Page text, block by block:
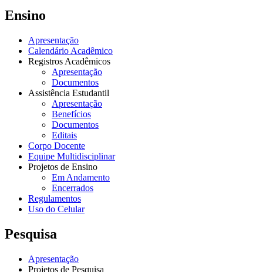
Ensino
Apresentação
Calendário Acadêmico
Registros Acadêmicos
Apresentação
Documentos
Assistência Estudantil
Apresentação
Benefícios
Documentos
Editais
Corpo Docente
Equipe Multidisciplinar
Projetos de Ensino
Em Andamento
Encerrados
Regulamentos
Uso do Celular
Pesquisa
Apresentação
Projetos de Pesquisa